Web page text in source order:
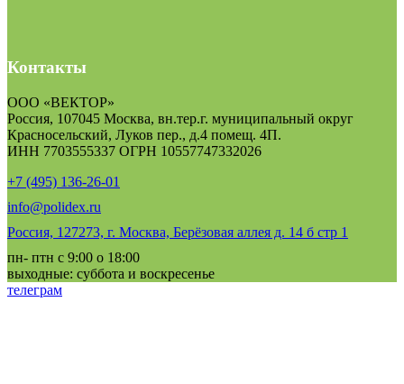
Контакты
ООО «ВЕКТОР»
Россия, 107045 Москва, вн.тер.г. муниципальный округ
Красносельский, Луков пер., д.4 помещ. 4П.
ИНН 7703555337 ОГРН 10557747332026
+7 (495) 136-26-01
info@polidex.ru
Россия, 127273, г. Москва, Берёзовая аллея д. 14 б стр 1
пн- птн с 9:00 о 18:00
выходные: суббота и воскресенье
телеграм